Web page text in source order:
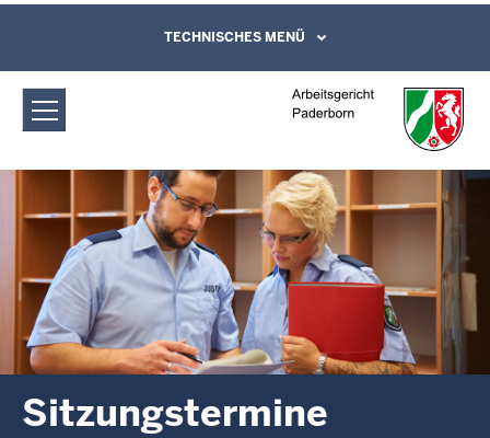
Arbeitsgericht Paderborn:
Sitzungstermine
Direkt zum Inhalt
Leichte Sprache, Gebärdensprachenvideo
und Kontaktformular
TECHNISCHES MENÜ
Sitzungstermine